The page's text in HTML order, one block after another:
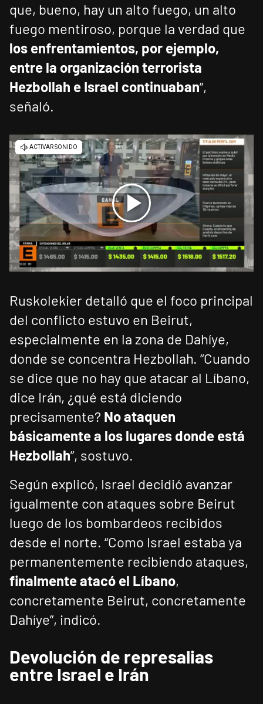
que, bueno, hay un alto fuego, un alto
fuego mentiroso, porque la verdad que
los enfrentamientos, por ejemplo,
entre la organización terrorista
Hezbollah e Israel continuaban”,
señaló.
Ruskolekier detalló que el foco principal
del conflicto estuvo en Beirut,
especialmente en la zona de Dahíye,
donde se concentra Hezbollah. “Cuando
se dice que no hay que atacar al Líbano,
dice Irán, ¿qué está diciendo
precisamente? No ataquen
básicamente a los lugares donde está
Hezbollah”, sostuvo.
Según explicó, Israel decidió avanzar
igualmente con ataques sobre Beirut
luego de los bombardeos recibidos
desde el norte. “Como Israel estaba ya
permanentemente recibiendo ataques,
finalmente atacó el Líbano,
concretamente Beirut, concretamente
Dahíye”, indicó.
Devolución de represalias
entre Israel e Irán